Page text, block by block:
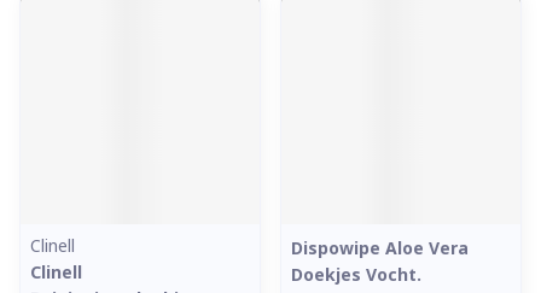
Clinell
Clinell
Dispowipe Aloe Vera
Doekjes Vocht.